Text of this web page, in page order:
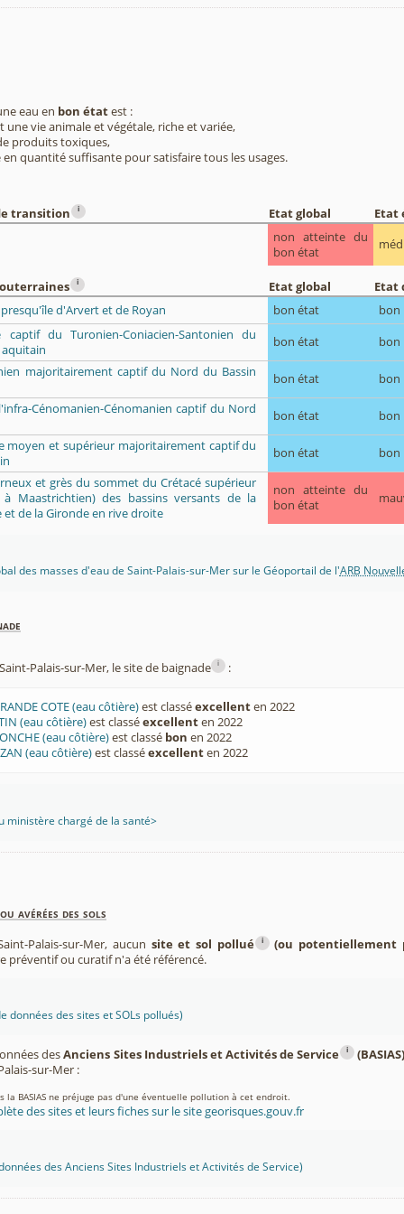
eau en bon étatest :
une vie animale et végétale, riche et variée,
produits toxiques,
quantité suffisante pour satisfaire tous les usages.
transition i Etat global
Etat
non atteinte du
bon état
i Etat global
Etat
d'Arvert et de Royan
bon état
bon
captif du Turonien-Coniacien-Santonien du
bon état
bon
majoritairement captif du Nord du Bassin
bon état
bon
Cénomanien-Cénomanien captif du Nord
bon état
bon
moyen et supérieur majoritairement captif du
bon état
bon
et grès du sommet du Crétacé supérieur
à Maastrichtien) des bassins versants de la
et de la Gironde en rive droite
non atteinte du
bon état
des masses d'eau de Saint-Palais-sur-Mer sur le Géoportail de l'ARB
Palais-sur-Mer, le site de baignade i :
COTE (eau côtière)est classéexcellenten 2022
(eau côtière)est classéexcellenten 2022
(eau côtière)est classé bon en 2022
(eau côtière)est classéexcellenten 2022
ministère chargé de la santé>
avérées des sols
Palais-sur-Mer, aucun site et sol pollué i
(ou potentiellement
préventif ou curatif n'a été référencé.
données des sites et SOLs pollués)
desAnciens Sites Industriels et Activités de Service i
sur-Mer :
BASIAS ne préjuge pas d'une éventuelle pollution à cet endroit.
des sites et leurs fiches sur le site georisques.gouv.fr
des Anciens Sites Industriels et Activités de Service)